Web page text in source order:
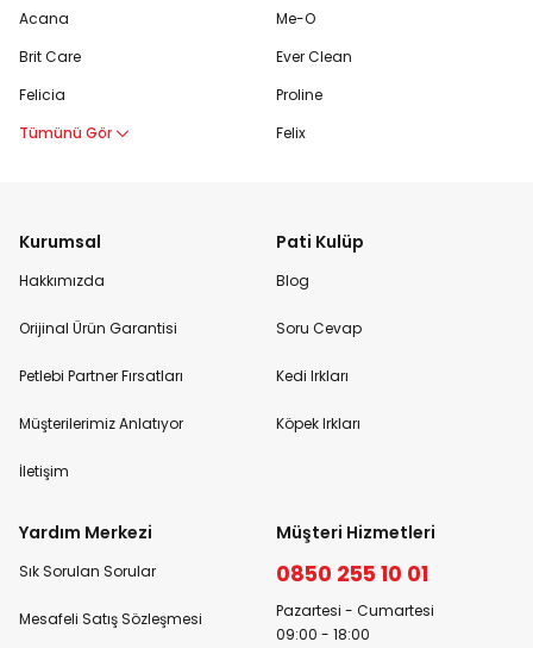
Acana
Brit Care
Felicia
Tümünü Gör
Me-O
Ever Clean
Proline
Felix
Kurumsal
Hakkımızda
Orijinal Ürün Garantisi
Petlebi Partner Fırsatları
Müşterilerimiz Anlatıyor
İletişim
Pati Kulüp
Blog
Soru Cevap
Kedi Irkları
Köpek Irkları
Yardım Merkezi
Sık Sorulan Sorular
Mesafeli Satış Sözleşmesi
Müşteri Hizmetleri
0850 255 10 01
Pazartesi - Cumartesi
09:00 - 18:00